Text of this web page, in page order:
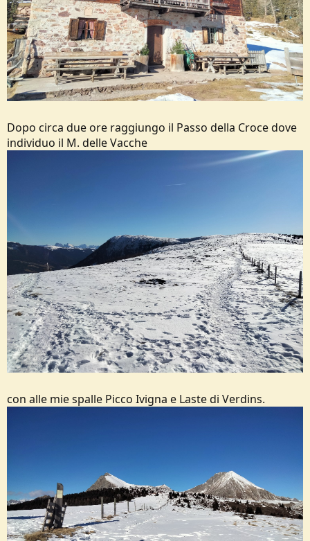
Dopo circa due ore raggiungo il Passo della Croce dove
individuo il M. delle Vacche
con alle mie spalle Picco Ivigna e Laste di Verdins.